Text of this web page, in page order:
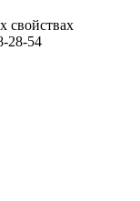
свойствах
28-54